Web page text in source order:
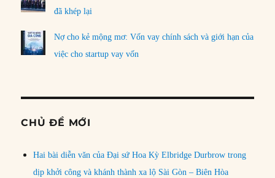
đã khép lại
Nợ cho kẻ mộng mơ: Vốn vay chính sách và giới hạn của
việc cho startup vay vốn
CHỦ ĐỀ MỚI
Hai bài diễn văn của Đại sứ Hoa Kỳ Elbridge Durbrow trong
dịp khởi công và khánh thành xa lộ Sài Gòn – Biên Hòa